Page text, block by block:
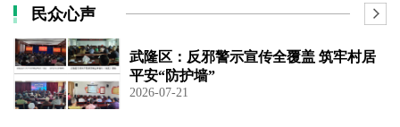
民众心声
武隆区：反邪警示宣传全覆盖 筑牢村居
平安“防护墙”
2026-07-21